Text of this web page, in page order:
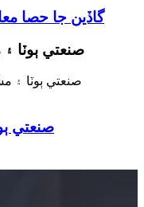
گاڏين جا حصا
صنعتي ٻوٽا
صنعتي